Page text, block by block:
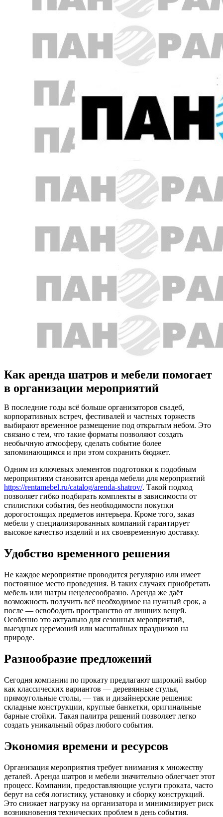
Как аренда шатров и мебели помогает
в организации мероприятий
В последние годы всё больше организаторов свадеб,
корпоративных встреч, фестивалей и частных торжеств
выбирают временное размещение под открытым небом. Это
связано с тем, что такие форматы позволяют создать
необычную атмосферу, сделать событие более
запоминающимся и при этом сохранить бюджет.
Одним из ключевых элементов подготовки к подобным
мероприятиям становится аренда мебели для мероприятий
https://rentamebel.ru/catalog/arenda-shatrov/. Такой подход
позволяет гибко подбирать комплекты в зависимости от
стилистики события, без необходимости покупки
дорогостоящих предметов интерьера. Кроме того, заказ
мебели у специализированных компаний гарантирует
высокое качество изделий и их своевременную доставку.
Удобство временного решения
Не каждое мероприятие проводится регулярно или имеет
постоянное место проведения. В таких случаях приобретать
мебель или шатры нецелесообразно. Аренда же даёт
возможность получить всё необходимое на нужный срок, а
после — освободить пространство от лишних вещей.
Особенно это актуально для сезонных мероприятий,
выездных церемоний или масштабных праздников на
природе.
Разнообразие предложений
Сегодня компании по прокату предлагают широкий выбор
как классических вариантов — деревянные стулья,
прямоугольные столы, — так и дизайнерские решения:
складные конструкции, круглые банкетки, оригинальные
барные стойки. Такая палитра решений позволяет легко
создать уникальный образ любого события.
Экономия времени и ресурсов
Организация мероприятия требует внимания к множеству
деталей. Аренда шатров и мебели значительно облегчает этот
процесс. Компании, предоставляющие услуги проката, часто
берут на себя логистику, установку и сборку конструкций.
Это снижает нагрузку на организатора и минимизирует риск
возникновения технических проблем в день события.